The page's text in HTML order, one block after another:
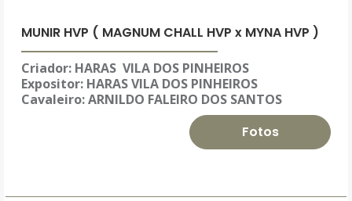
MUNIR HVP ( MAGNUM CHALL HVP x MYNA HVP )
Criador: HARAS VILA DOS PINHEIROS
Expositor: HARAS VILA DOS PINHEIROS
Cavaleiro: ARNILDO FALEIRO DOS SANTOS
Fotos